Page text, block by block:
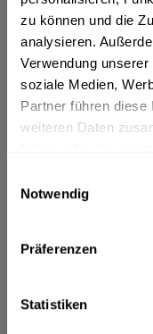
zu können und die
analysieren.
Verwendung
soziale Medien,
Partner führen
weiteren Daten
Notwendig
Präferenzen
Statistiken
"Ruppertsberg
trocken 0,75l"
"leichter Körper,
Hersteller.
Weitere Artikel von
Anmerkung: Sofern
mittels